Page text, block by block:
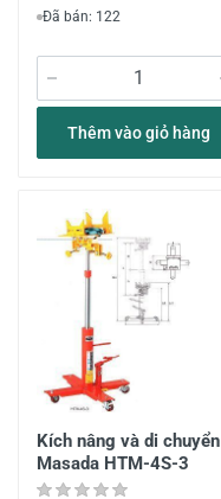
Đã bán: 122
Thêm vào giỏ hàng
Kích nâng và di chuyển
Masada HTM-4S-3